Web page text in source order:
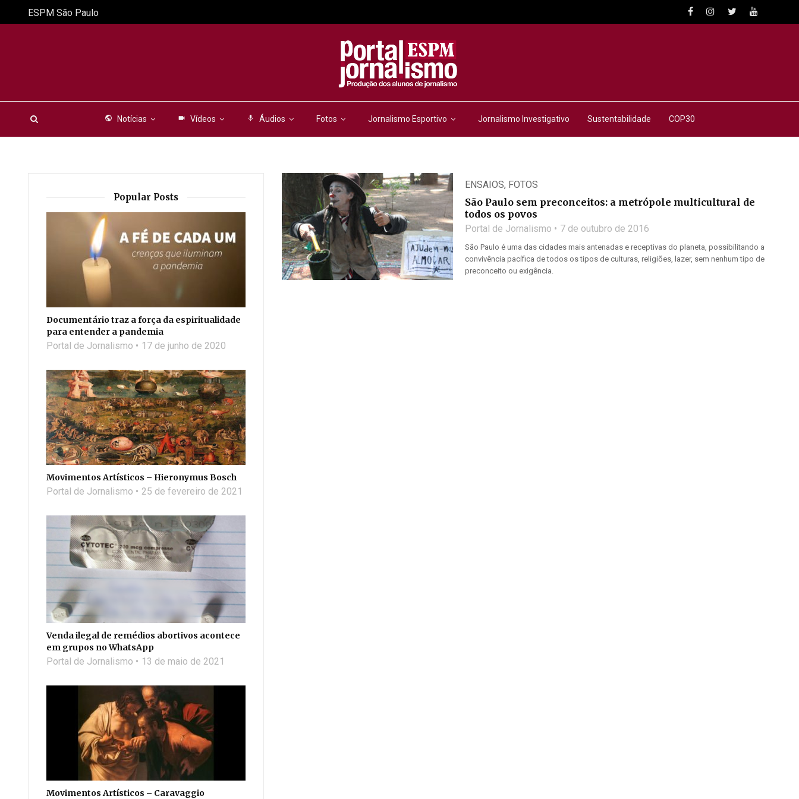
public Notícias videocam Vídeos mic Áudios Fotos Jornalismo Esportivo Jornalismo Investigativo Sustentabilidade COP30
ESPM São Paulo
ENSAIOS, FOTOS
São Paulo sem preconceitos: a metrópole multicultural de
todos os povos
Portal de Jornalismo 7 de outubro de 2016
São Paulo é uma das cidades mais antenadas e receptivas do planeta, possibilitando a
convivência pacífica de todos os tipos de culturas, religiões, lazer, sem nenhum tipo de
preconceito ou exigência.
Popular Posts
Documentário traz a força da espiritualidade
para entender a pandemia
Portal de Jornalismo 17 de junho de 2020
Movimentos Artísticos – Hieronymus Bosch
Portal de Jornalismo 25 de fevereiro de 2021
Venda ilegal de remédios abortivos acontece
em grupos no WhatsApp
Portal de Jornalismo 13 de maio de 2021
Movimentos Artísticos – Caravaggio